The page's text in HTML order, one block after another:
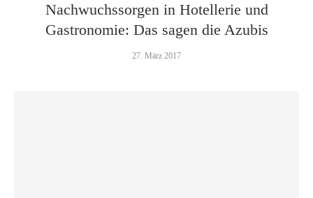
Nachwuchs­sorgen in Hotellerie und
Gastronomie: Das sagen die Azubis
27. März 2017